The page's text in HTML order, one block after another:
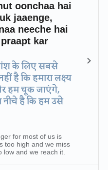
oonchaa hai
jaaenge,
neeche hai
kar
के लिए सबसे
है कि हमारा लक्ष्य
हम चूक जाएंगे,
नीचे है कि हम उसे
for most of us is
too high and we miss
low and we reach it.